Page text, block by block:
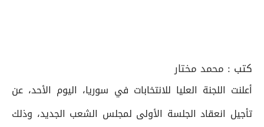
كتب : محمد مختار
أعلنت اللجنة العليا للانتخابات في سوريا، اليوم الأحد، عن
تأجيل انعقاد الجلسة الأولى لمجلس الشعب الجديد، وذلك